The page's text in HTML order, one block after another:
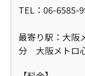
TEL：06-6585-
最寄り駅：大阪
分 大阪メトロ